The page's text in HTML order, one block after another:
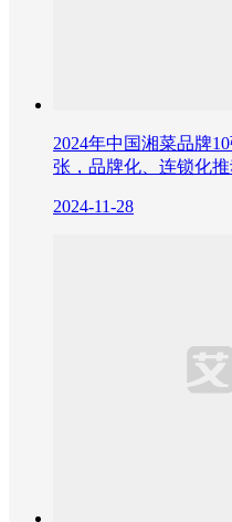
2024年中国湘菜品牌
张，品牌化、连锁化
2024-11-28